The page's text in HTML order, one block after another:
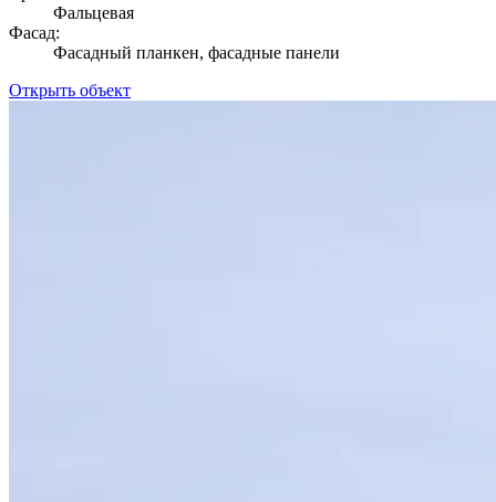
Фальцевая
Фасад:
Фасадный планкен, фасадные панели
Открыть объект